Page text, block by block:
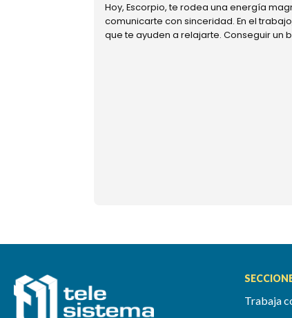
Hoy, Escorpio, te rodea una energía
comunicarte con sinceridad. En el
que te ayuden a relajarte. Conseguir
Trabaja